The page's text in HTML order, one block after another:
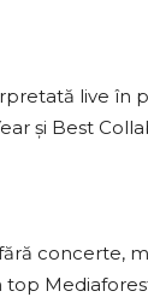
live în
și Best
concerte,
top